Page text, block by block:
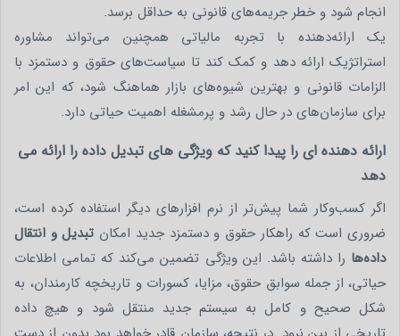
انجام شود و خطر جریمه‌های قانونی به حداقل برسد.
یک ارائه‌دهنده با تجربه مالیاتی همچنین می‌تواند مشاوره
استراتژیک ارائه دهد و کمک کند تا سیاست‌های حقوق و دستمزد با
الزامات قانونی و بهترین شیوه‌های بازار هماهنگ شود، که این امر
برای سازمان‌های در حال رشد و پرمشغله اهمیت حیاتی دارد.
ارائه دهنده ای را پیدا کنید که ویژگی های تبدیل داده را ارائه می
دهد
اگر کسب‌وکار شما پیش‌تر از نرم‌ افزارهای دیگر استفاده کرده است،
ضروری است که راهکار حقوق و دستمزد جدید امکان تبدیل و انتقال
داده‌ها را داشته باشد. این ویژگی تضمین می‌کند که تمامی اطلاعات
حیاتی، از جمله سوابق حقوق، مزایا، کسورات و تاریخچه کارمندان، به
شکل صحیح و کامل به سیستم جدید منتقل شود و هیچ داده